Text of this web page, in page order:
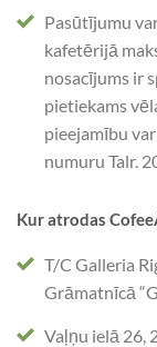
Pasūtījumu
kafetērijā
nosacījums ir
pietiekams
pieejamību
numuru Talr.
Kur atrodas
T/C Galleria
Grāmatnīcā
Vaļņu ielā 26,